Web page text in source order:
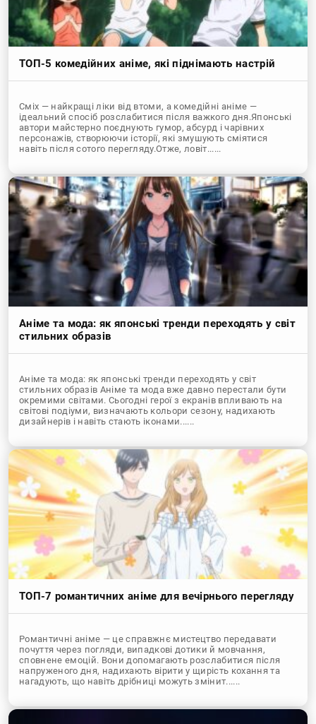
ТОП-5 комедійних аніме, які піднімають настрій
Сміх — найкращі ліки від втоми, а комедійні аніме —
ідеальний спосіб розслабитися після важкого дня.Японські
автори майстерно поєднують гумор, абсурд і чарівних
персонажів, створюючи історії, які змушують сміятися
навіть після сотого перегляду.Отже, ловіт......
Аніме та мода: як японські тренди переходять у світ
стильних образів
Аніме та мода: як японські тренди переходять у світ
стильних образів Аніме та мода вже давно перестали бути
окремими світами. Сьогодні герої з екранів впливають на
світові подіуми, визначають кольори сезону, надихають
дизайнерів і навіть стають іконами......
ТОП-7 романтичних аніме для вечірнього перегляду
Романтичні аніме — це справжнє мистецтво передавати
почуття через погляди, випадкові дотики й мовчання,
сповнене емоцій. Вони допомагають розслабитися після
напруженого дня, надихають вірити у щирість кохання та
нагадують, що навіть дрібниці можуть змінит......